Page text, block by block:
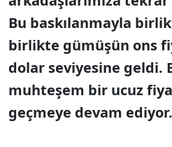
Bu baskılanmayla
birlikte gümüşün ons
dolar seviyesine geldi.
muhteşem bir ucuz
geçmeye devam ediyor.